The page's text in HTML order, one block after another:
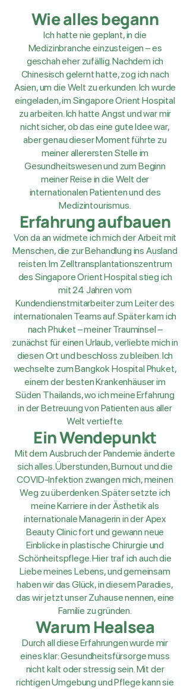
Wie alles begann
Ich hatte nie geplant, in die
Medizinbranche einzusteigen – es
geschah eher zufällig. Nachdem ich
Chinesisch gelernt hatte, zog ich nach
Asien, um die Welt zu erkunden. Ich wurde
eingeladen, im Singapore Orient Hospital
zu arbeiten. Ich hatte Angst und war mir
nicht sicher, ob das eine gute Idee war,
aber genau dieser Moment führte zu
meiner allerersten Stelle im
Gesundheitswesen und zum Beginn
meiner Reise in die Welt der
internationalen Patienten und des
Medizintourismus.
Erfahrung aufbauen
Von da an widmete ich mich der Arbeit mit
Menschen, die zur Behandlung ins Ausland
reisten. Im Zelltransplantationszentrum
des Singapore Orient Hospital stieg ich
mit 24 Jahren vom
Kundendienstmitarbeiter zum Leiter des
internationalen Teams auf. Später kam ich
nach Phuket – meiner Trauminsel –
zunächst für einen Urlaub, verliebte mich in
diesen Ort und beschloss zu bleiben. Ich
wechselte zum Bangkok Hospital Phuket,
einem der besten Krankenhäuser im
Süden Thailands, wo ich meine Erfahrung
in der Betreuung von Patienten aus aller
Welt vertiefte.
Ein Wendepunkt
Mit dem Ausbruch der Pandemie änderte
sich alles. Überstunden, Burnout und die
COVID-Infektion zwangen mich, meinen
Weg zu überdenken. Später setzte ich
meine Karriere in der Ästhetik als
internationale Managerin in der Apex
Beauty Clinic fort und gewann neue
Einblicke in plastische Chirurgie und
Schönheitspflege. Hier traf ich auch die
Liebe meines Lebens, und gemeinsam
haben wir das Glück, in diesem Paradies,
das wir jetzt unser Zuhause nennen, eine
Familie zu gründen.
Warum Healsea
Durch all diese Erfahrungen wurde mir
eines klar: Gesundheitsfürsorge muss
nicht kalt oder stressig sein. Mit der
richtigen Umgebung und Pflege kann sie